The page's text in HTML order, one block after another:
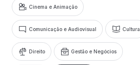
Cinema e Animação
Comunicação e Audiovisual Cultura
Direito Gestão e Negócios